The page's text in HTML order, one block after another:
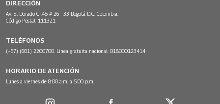
DIRECCIÓN
Av. El Dorado Cr.45 # 26 - 33 Bogotá D.C. Colombia.
Código Postal: 111321
TELÉFONOS
(+57) (601) 2200700. Línea gratuita nacional: 018000123414
HORARIO DE ATENCIÓN
Lunes a viernes de 8:00 a.m. a 5:00 p.m.